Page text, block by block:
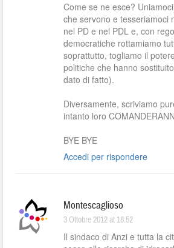
Come se ne esce?
che servono e tesseriamoci
nel PD e nel PDL e, con
democratiche rottamiamo
soprattutto, togliamo il
politiche che hanno
dato di fatto).
Diversamente, scriviamo
intanto loro
BYE BYE
Accedi per rispondere
Montescaglioso
3 Ottobre 2012 at 18:52
Il sindaco di Anzi e tutta la